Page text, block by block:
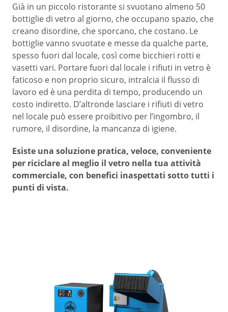
Già in un piccolo ristorante si svuotano almeno 50
bottiglie di vetro al giorno, che occupano spazio, che
creano disordine, che sporcano, che costano. Le
bottiglie vanno svuotate e messe da qualche parte,
spesso fuori dal locale, così come bicchieri rotti e
vasetti vari. Portare fuori dal locale i rifiuti in vetro è
faticoso e non proprio sicuro, intralcia il flusso di
lavoro ed è una perdita di tempo, producendo un
costo indiretto. D’altronde lasciare i rifiuti di vetro
nel locale può essere proibitivo per l’ingombro, il
rumore, il disordine, la mancanza di igiene.
Esiste una soluzione pratica, veloce, conveniente
per riciclare al meglio il vetro nella tua attività
commerciale, con benefici inaspettati sotto tutti i
punti di vista.